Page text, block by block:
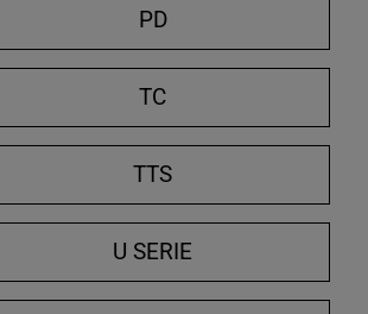
n
/
c
l
PD
TC
TTS
U SERIE